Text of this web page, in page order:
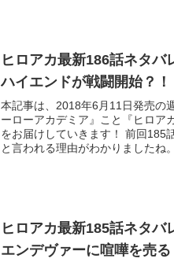
ヒロアカ最新186話ネタバ
ハイエンドが戦闘開始？！
本記事は、2018年6月11日発売の
ーローアカデミア』こと『ヒロア
をお届けしていきます！ 前回185
と言われる理由がわかりましたね
ヒロアカ最新185話ネタ
エンデヴァーに喧嘩を売る